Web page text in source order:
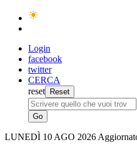
Login
facebook
twitter
CERCA
reset
LUNEDÌ 10 AGO 2026